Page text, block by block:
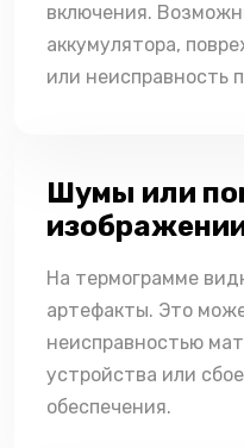
включения.
аккумулятора,
или неисправность
Шумы или
На термограмме
артефакты. Это
неисправностью
устройства или
обеспечения.